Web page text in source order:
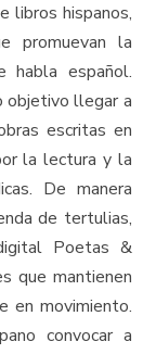
libros hispanos,
promuevan la
español.
objetivo llegar a
escritas en
la lectura y la
De manera
de tertulias,
Poetas &
que mantienen
en movimiento.
convocar a